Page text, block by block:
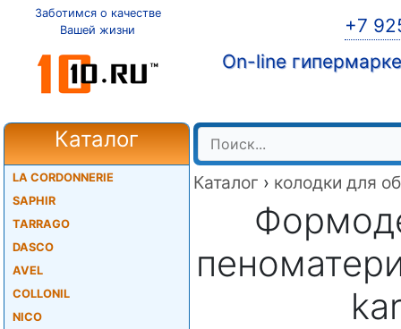
Заботимся о качестве
Вашей жизни
+7
On-line
Каталог
LA CORDONNERIE
SAPHIR
TARRAGO
DASCO
AVEL
COLLONIL
NICO
Каталог › колодки для